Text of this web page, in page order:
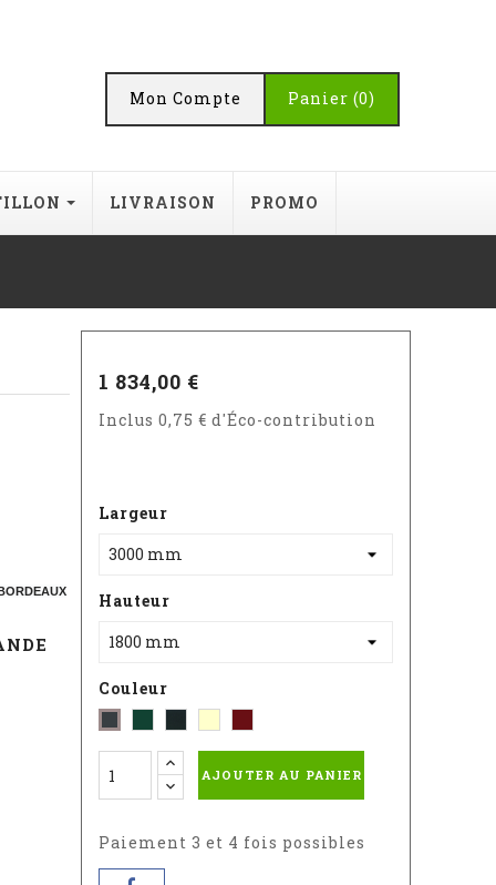
Panier (0)
Mon Compte
LIVRAISON PROMO
1 834,00 €
Inclus 0,75 € d'Éco-contribution
Largeur
Hauteur
Couleur
Gris
-
RAL
7016
-
RAL
6005
Sablé
-
RAL
-
RAL
AJOUTER AU PANIER
Paiement 3 et 4 fois possibles